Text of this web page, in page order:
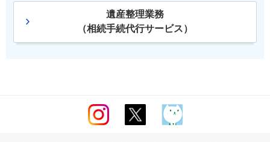
遺産整理業務
（相続手続代行サービス）